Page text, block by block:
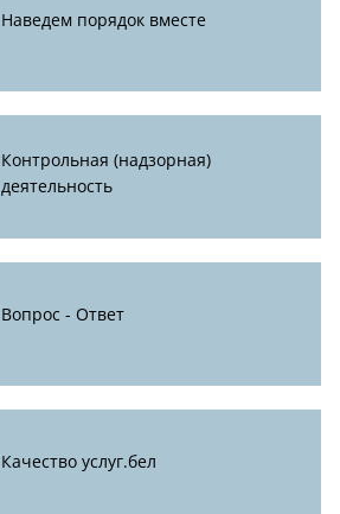
Наведем порядок вместе
Контрольная (надзорная)
деятельность
Вопрос - Ответ
Качество услуг.бел